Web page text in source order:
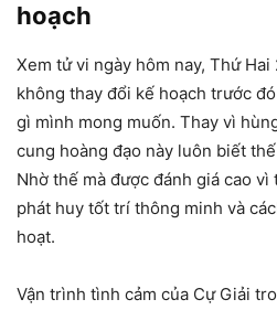
hoạch
Xem tử vi ngày hôm nay, Thứ
không thay đổi kế hoạch trước
gì mình mong muốn. Thay vì
cung hoàng đạo này luôn biết
Nhờ thế mà được đánh giá cao
phát huy tốt trí thông minh và
hoạt.
Vận trình tình cảm của Cự Giải